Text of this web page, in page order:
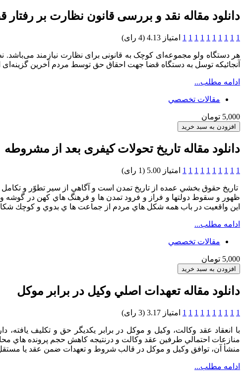
دانلود مقاله نقد و بررسی قانون نظارت بر
1
1
1
1
1
1
1
1
1
1 امتیاز 4.13 (4 رای)
هر دستگاه ولو مجموعه‌ای کوچک به قانونی برای نظارت نیازمند
آنجائیکه توسل به دستگاه قضا جهت احقاق حق توسط مردم آخرین
ادامه مطلب...
مقالات تخصصي
5,000 تومان
دانلود مقاله تاریخ تحولات کیفری بعد از مشروطه
1
1
1
1
1
1
1
1
1
1 امتیاز 5.00 (1 رای)
تاريخ حقوق بخشي عمده از تاريخ تمدن است و آگاهي از سير تطوّر و
ظهور و سقوط دولتها و فراز و فرود تمدن ها و فرهنگ هاي كهن در
اين واقعيت در باب همه شكل هاي مردم از جماعت ها ي بدوي و كوچك
ادامه مطلب...
مقالات تخصصي
5,000 تومان
دانلود مقاله تعهدات اصلي وكيل در برابر موكل
1
1
1
1
1
1
1
1
1
1 امتیاز 3.17 (3 رای)
با انعقاد عقد وكالت، وكيل و موكل در برابر يكديگر حق و تكليف
منازعات احتمالي طرفين عقد وكالت و درنتيجه كاهش حجم پرونده هاي
منشأ آن، توافق وكيل و موكل در قالب شروط و تعهدات ضمن عقد يا مستقل
ادامه مطلب...